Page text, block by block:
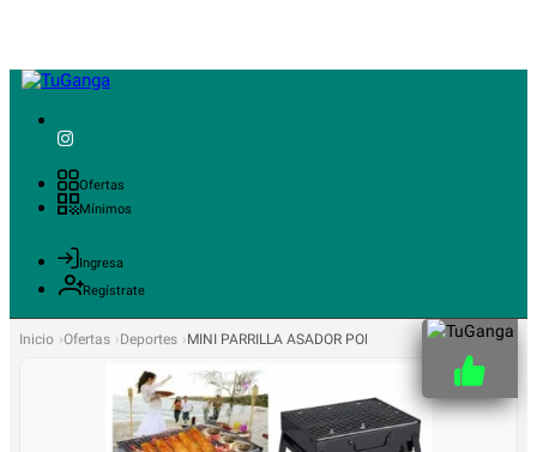
Ofertas
Mínimos
Ingresa
Regístrate
Inicio Ofertas Deportes MINI PARRILLA ASADOR PORTATIL PLEGABLE